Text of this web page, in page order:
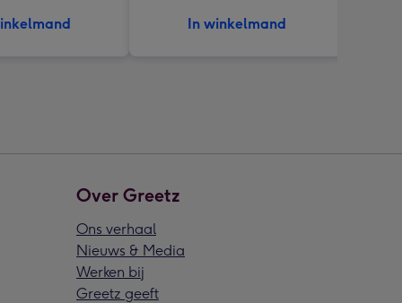
In winkelmand
Over Greetz
Ons verhaal
Nieuws & Media
Werken bij
Greetz geeft